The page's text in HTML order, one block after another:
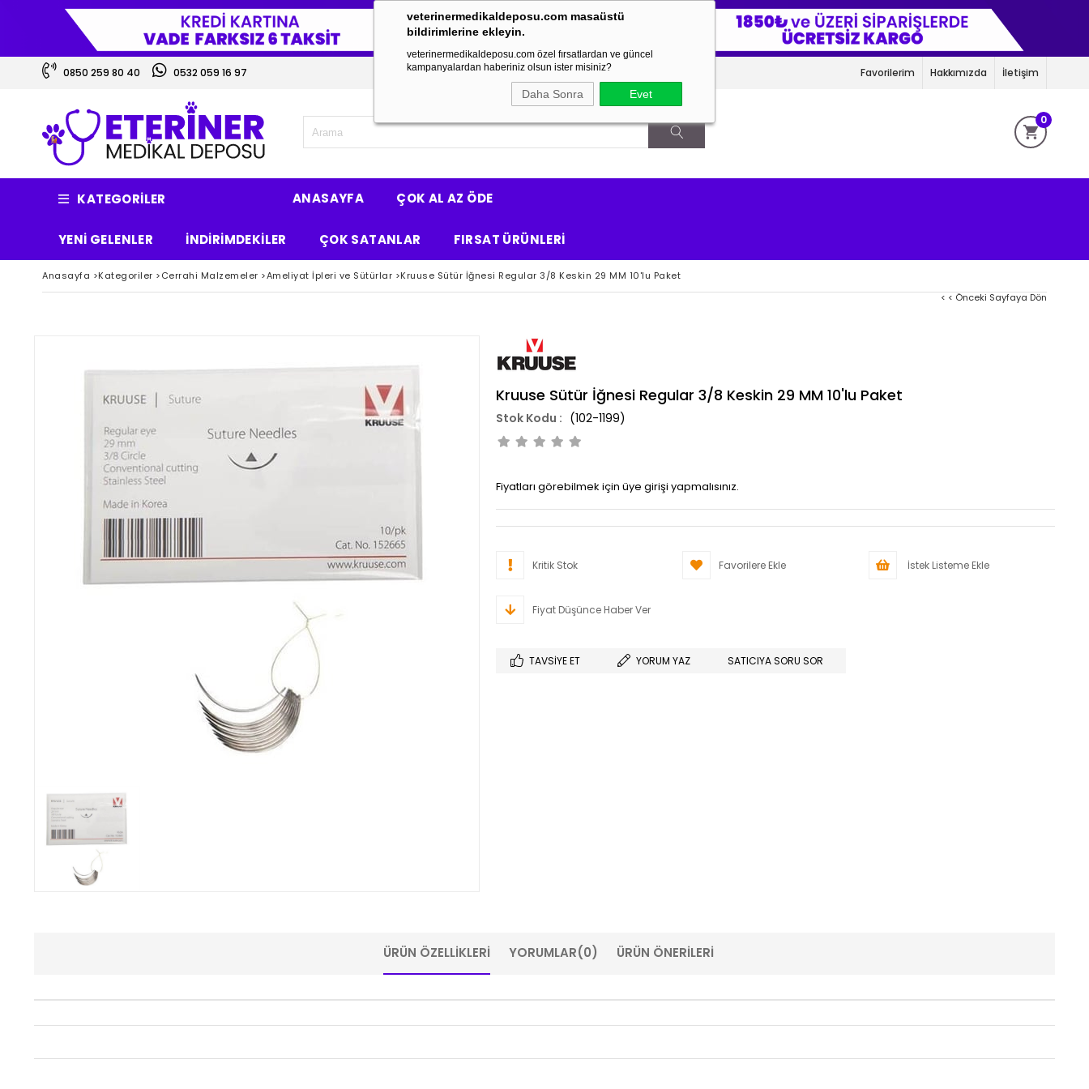
veterinermedikaldeposu.com masaüstü
bildirimlerine ekleyin.
veterinermedikaldeposu.com özel fırsatlardan ve güncel
kampanyalardan haberiniz olsun ister misiniz?
Daha Sonra Evet
0850 259 80 40 0532 059 16 97 Hakkımızda İletişim
Favorilerim
0
KATEGORILER ANASAYFA ÇOK AL AZ ÖDE
YENİ GELENLER İNDİRİMDEKİLER ÇOK SATANLAR FIRSAT ÜRÜNLERİ
Anasayfa >Kategoriler >Cerrahi Malzemeler >Ameliyat İpleri ve Sütürlar >Kruuse Sütür İğnesi Regular 3/8 Keskin 29 MM 10'lu Paket
< < Önceki Sayfaya Dön
Kruuse Sütür İğnesi Regular 3/8 Keskin 29 MM 10'lu Paket
(102-1199)
Fiyatları görebilmek için üye girişi yapmalısınız.
Kritik Stok Favorilere Ekle İstek Listeme Ekle
Fiyat Düşünce Haber Ver
TAVSIYE ET YORUM YAZ SATICIYA SORU SOR
ÜRÜN ÖZELLIKLERI YORUMLAR(0) ÜRÜN ÖNERILERI